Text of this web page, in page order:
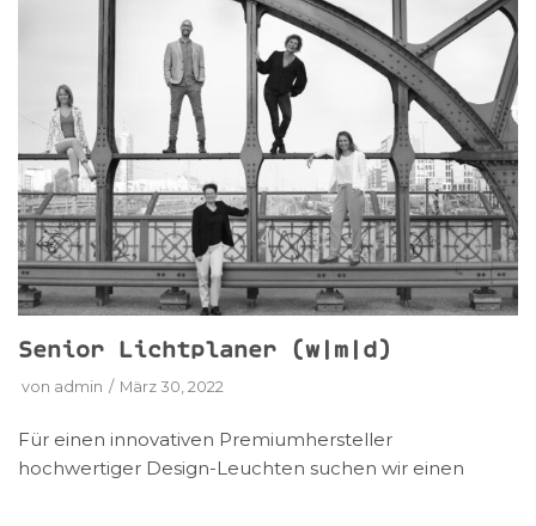
Senior Lichtplaner (w|m|d)
von admin März 30, 2022
Für einen innovativen Premiumhersteller
hochwertiger Design-Leuchten suchen wir einen